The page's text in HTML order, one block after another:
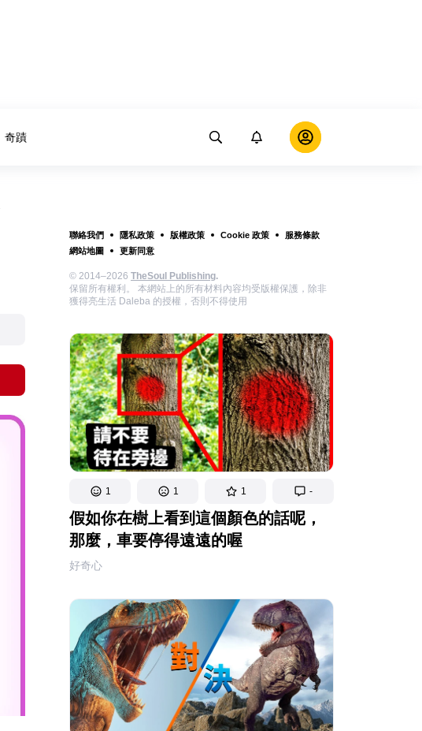
奇蹟
聯絡我們 隱私政策 版權政策 Cookie 政策
服務條款
網站地圖
更新同意
© 2014–2026 TheSoul Publishing.
保留所有權利。 本網站上的所有材料內容均受版權保護，除非
獲得亮生活 Daleba 的授權，否則不得使用
1 1 1 -
假如你在樹上看到這個顏色的話呢，
那麼，車要停得遠遠的喔
好奇心